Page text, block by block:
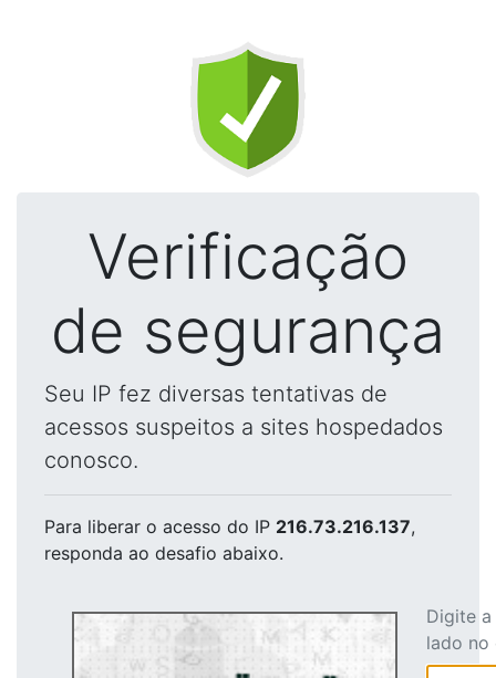
Verificação
de segurança
Seu IP fez diversas tentativas de
acessos suspeitos a sites hospedados
conosco.
Para liberar o acesso do IP 216.73.216.137,
responda ao desafio abaixo.
Digite
lado no